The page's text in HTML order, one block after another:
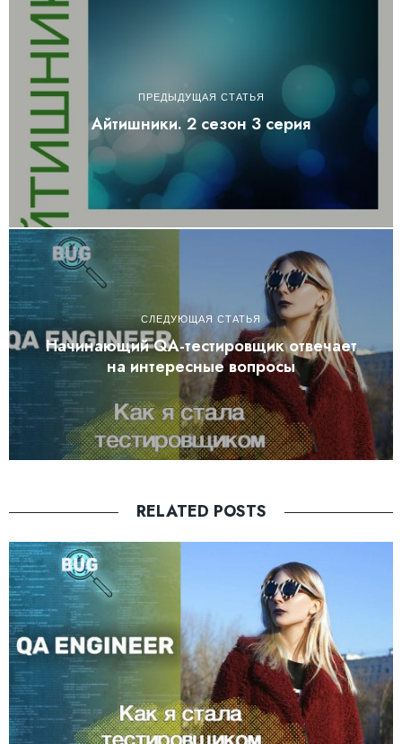
ПРЕДЫДУЩАЯ СТАТЬЯ
Айтишники. 2 сезон 3 серия
СЛЕДУЮЩАЯ СТАТЬЯ
Начинающий QA-тестировщик отвечает
на интересные вопросы
RELATED POSTS